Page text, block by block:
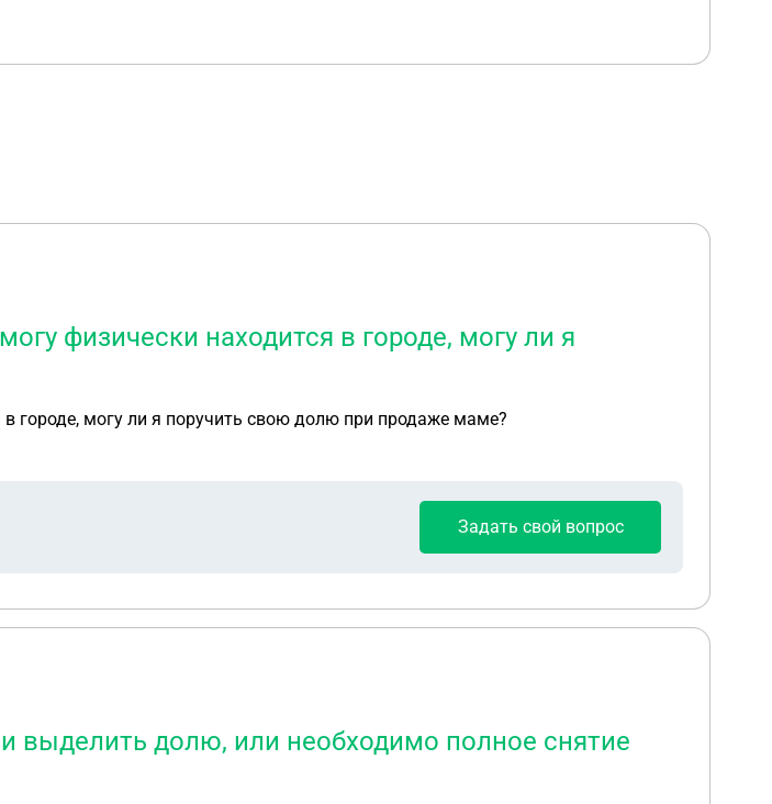
физически находится в городе, могу ли я
городе, могу ли я поручить свою долю при продаже маме?
Задать свой вопрос
выделить долю, или необходимо полное снятие